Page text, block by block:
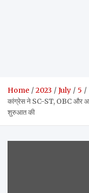
Home 2023 July
5
कांग्रेस ने SC-ST, OBC और
शुरुआत की